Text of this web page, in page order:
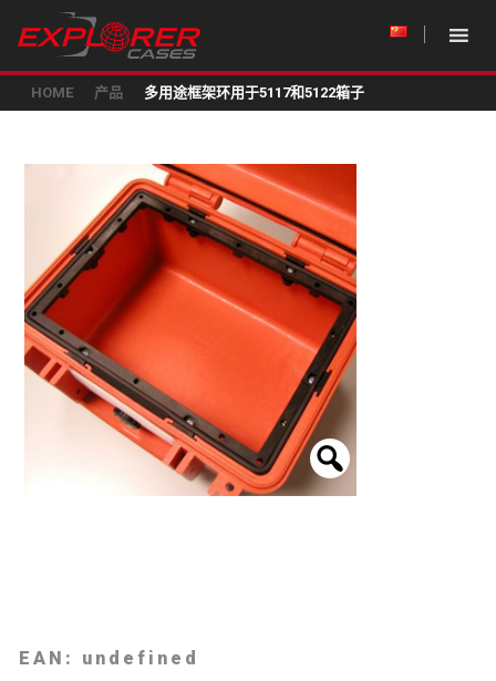
HOME 产品 多用途框架环用于5117和5122箱子
EAN: undefined